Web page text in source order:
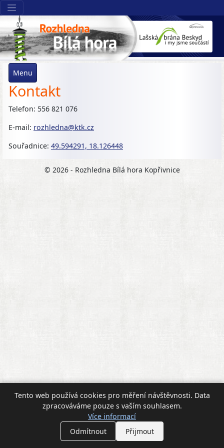
Menu
Kontakt
Telefon: 556 821 076
E-mail: rozhledna@ktk.cz
Souřadnice: 49.594291, 18.126448
© 2026 - Rozhledna Bílá hora Kopřivnice
Tento web používá cookies pro měření návštěvnosti. Data
zpracováváme pouze s vaším souhlasem.
Více informací
Odmítnout
Přijmout